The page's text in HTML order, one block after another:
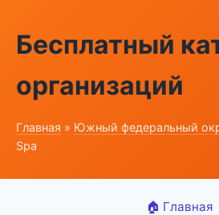
Бесплатный
организаций
Главная » Южный федеральный
Spa
🏠 Главная